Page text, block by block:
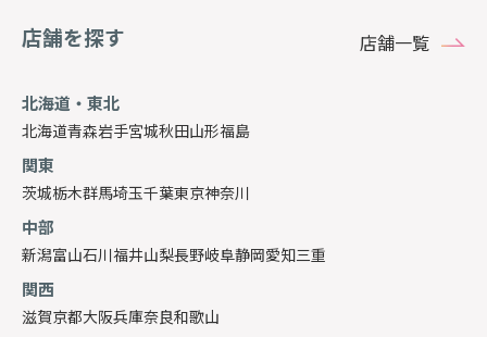
店舗を探す 店舗一覧
北海道・東北
北海道青森岩手宮城秋田山形福島
関東
茨城栃木群馬埼玉千葉東京神奈川
中部
新潟富山石川福井山梨長野岐阜静岡愛知三重
関西
滋賀京都大阪兵庫奈良和歌山